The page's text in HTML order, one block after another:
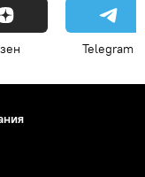
Telegram